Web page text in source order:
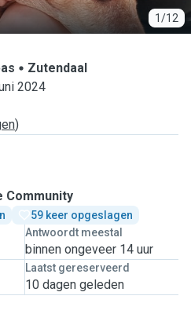
1/12
Zutendaal
2024
)
Community
59 keer opgeslagen
Antwoordt meestal
binnen ongeveer 14 uur
Laatst gereserveerd
10 dagen geleden